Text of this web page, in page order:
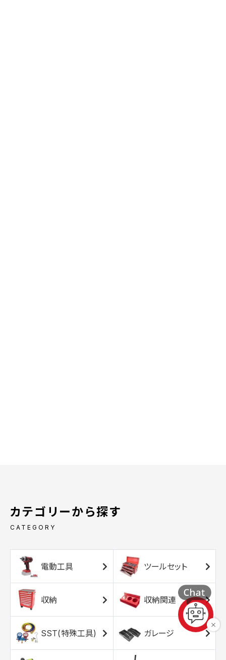
カテゴリーから探す
CATEGORY
電動工具 ツールセット
収納 収納関連
SST(特殊工具) ガレージ